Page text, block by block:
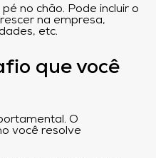
no chão. Pode incluir o
na empresa,
etc.
que você
O
você resolve